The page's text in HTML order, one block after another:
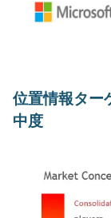
位置情報ター
中度